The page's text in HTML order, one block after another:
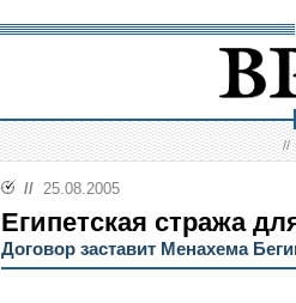
//
// 25.08.2005
Египетская стража
Договор заставит Менахема